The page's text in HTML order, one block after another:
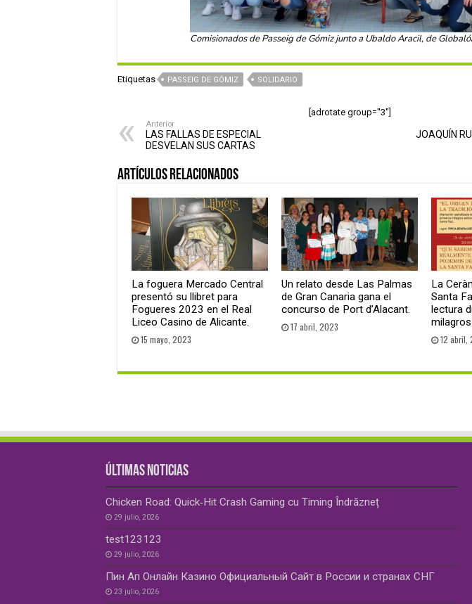
Comisionados de Passeig de Gómiz junto a Ubaldo Aracil, de
Etiquetas PASSEIG DE GÓMIZ SOLIDARIO
[adrotate group="3"]
Anterior
LAS FALLAS DE ESPECIAL
DESVELAN SUS CARTAS
JOAQUÍN
Artículos relacionados
La foguera Mercado Central
presentó su llibret para
Fogueres 2023 en el Real
Liceo Casino de Alicante.
15 mayo, 2023
Un relato desde Las Palmas
de Gran Canaria gana el
concurso de Port d’Alacant.
17 abril, 2023
La
Santa
lectura
12 abril,
ÚLTIMAS NOTICIAS
Chicken Road: Quick‑Hit Crash Gaming cu Timing Îndrăzneț
29 julio, 2026
test123123
29 julio, 2026
Пин Ап Онлайн Казино Официальный Сайт в России и странах СНГ
23 julio, 2026